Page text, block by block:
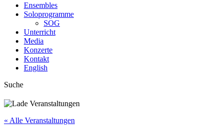
Ensembles
Soloprogramme
SOG
Unterricht
Media
Konzerte
Kontakt
English
Suche
« Alle Veranstaltungen